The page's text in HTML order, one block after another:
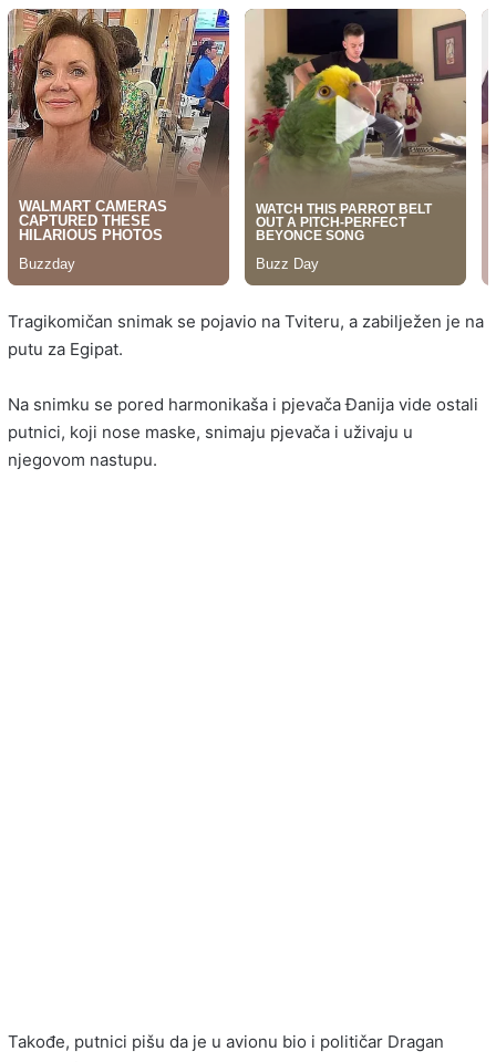
Tragikomičan snimak se pojavio na Tviteru, a zabilježen je na
putu za Egipat.
Na snimku se pored harmonikaša i pjevača Đanija vide ostali
putnici, koji nose maske, snimaju pjevača i uživaju u
njegovom nastupu.
Takođe, putnici pišu da je u avionu bio i političar Dragan